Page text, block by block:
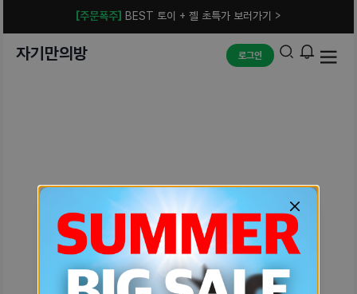
[주문폭주] BEST 토이 + 젤 초특가 보러가기 >
자기만의방 로그인
예상치 못한 에러입니다.